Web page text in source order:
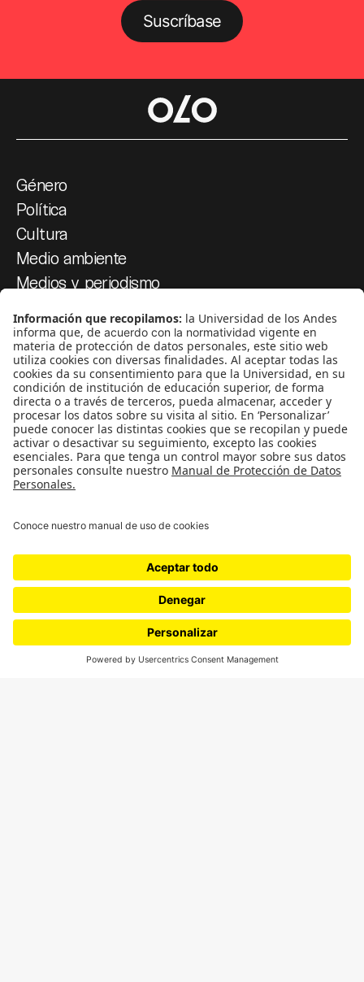
Suscríbase
Género
Política
Cultura
Medio ambiente
Medios y periodismo
Movilización social
¿Quiénes somos?
Podcasts
Ediciones especiales
Proyectos 070
SÍGUENOS
¿Quieres escribir en 070?